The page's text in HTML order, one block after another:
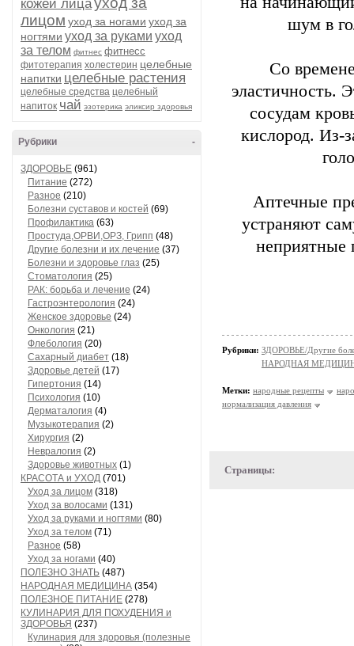
кожей лица
лицом уход за ногами уход за
ногтями уход за руками уход
за телом фитнес фитнесс
фитотерапия холестерин целебные
напитки целебные растения
целебные средства целебный
напиток чай эзотерика эликсир здоровья
-
Рубрики
ЗДОРОВЬЕ (961)
Питание (272)
Разное (210)
Болезни суставов и костей (69)
Профилактика (63)
Простуда,ОРВИ,ОРЗ, Грипп (48)
Другие болезни и их лечение (37)
Болезни и здоровье глаз (25)
Стоматология (25)
РАК: борьба и лечение (24)
Гастроэнтерология (24)
Женское здоровье (24)
Онкология (21)
Флебология (20)
Сахарный диабет (18)
Здоровье детей (17)
Гипертония (14)
Психология (10)
Дерматалогия (4)
Музыкотерапия (2)
Хирургия (2)
Невралогия (2)
Здоровье животных (1)
КРАСОТА и УХОД (701)
Уход за лицом (318)
Уход за волосами (131)
Уход за руками и ногтями (80)
Уход за телом (71)
Разное (58)
Уход за ногами (40)
ПОЛЕЗНО ЗНАТЬ (487)
НАРОДНАЯ МЕДИЦИНА (354)
ПОЛЕЗНОЕ ПИТАНИЕ (278)
КУЛИНАРИЯ ДЛЯ ПОХУДЕНИЯ и
ЗДОРОВЬЯ (237)
Кулинария для здоровья (полезные
шум в
Со
эластичность.
сосудам
кислород. Из-
Аптечные
устраняют
неприятные
Рубрики: ЗДОРОВЬЕ/Другие
НАРОДНАЯ
Метки: народные рецепты
нормализация давления
Страницы: